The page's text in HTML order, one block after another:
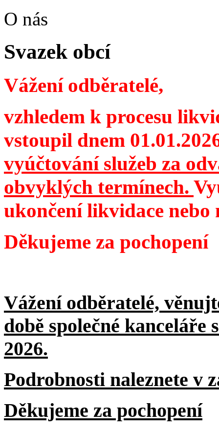
O nás
Svazek obcí
Vážení odběratelé,
vzhledem k procesu
vstoupil dnem
vyúčtování služeb za
obvyklých termínech.
ukončení likvidace nebo
Děkujeme za pochopení
Vážení odběratelé,
době společné kanceláře
2026.
Podrobnosti naleznete v
Děkujeme za pochopení